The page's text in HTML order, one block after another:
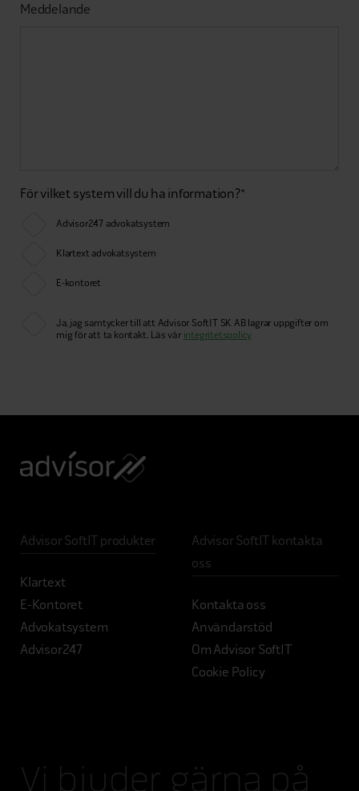
Meddelande
För vilket system vill du ha information?*
Advisor247 advokatsystem
Klartext advokatsystem
E-kontoret
Ja, jag samtycker till att Advisor SoftIT SK AB lagrar uppgifter om
mig för att ta kontakt. Läs vår integritetspolicy
Advisor SoftIT produkter
Klartext
E-Kontoret
Advokatsystem
Advisor247
Advisor SoftIT kontakta
oss
Kontakta oss
Användarstöd
Om Advisor SoftIT
Cookie Policy
Vi bjuder gärna på